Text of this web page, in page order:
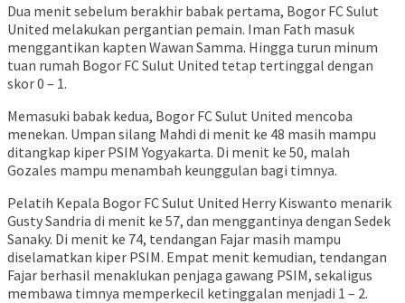
Dua menit sebelum berakhir babak pertama, Bogor FC Sulut
United melakukan pergantian pemain. Iman Fath masuk
menggantikan kapten Wawan Samma. Hingga turun minum
tuan rumah Bogor FC Sulut United tetap tertinggal dengan
skor 0 – 1.
Memasuki babak kedua, Bogor FC Sulut United mencoba
menekan. Umpan silang Mahdi di menit ke 48 masih mampu
ditangkap kiper PSIM Yogyakarta. Di menit ke 50, malah
Gozales mampu menambah keunggulan bagi timnya.
Pelatih Kepala Bogor FC Sulut United Herry Kiswanto menarik
Gusty Sandria di menit ke 57, dan menggantinya dengan Sedek
Sanaky. Di menit ke 74, tendangan Fajar masih mampu
diselamatkan kiper PSIM. Empat menit kemudian, tendangan
Fajar berhasil menaklukan penjaga gawang PSIM, sekaligus
membawa timnya memperkecil ketinggalan menjadi 1 – 2.